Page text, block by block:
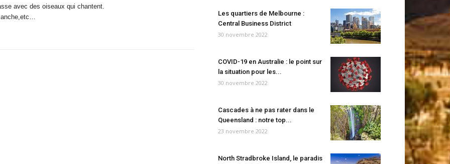
avec des oiseaux qui chantent.
Les quartiers de Melbourne :
Central Business District
30 novembre 2022
COVID-19 en Australie : le point sur
la situation pour les...
30 novembre 2022
Cascades à ne pas rater dans le
Queensland : notre top...
23 novembre 2022
North Stradbroke Island, le paradis